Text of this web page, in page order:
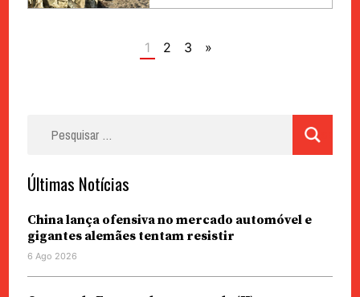
1 2 3 »
Últimas Notícias
China lança ofensiva no mercado automóvel e
gigantes alemães tentam resistir
6 Ago 2026